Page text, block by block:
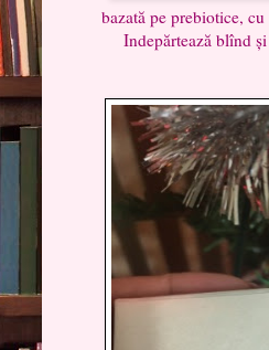
bazată pe prebiotice,
Indepărtează blînd